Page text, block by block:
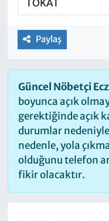
Paylaş
Güncel Nöbetçi
boyunca açık
gerektiğinde açık
durumlar
nedenle, yola
olduğunu telefon
fikir olacaktır.